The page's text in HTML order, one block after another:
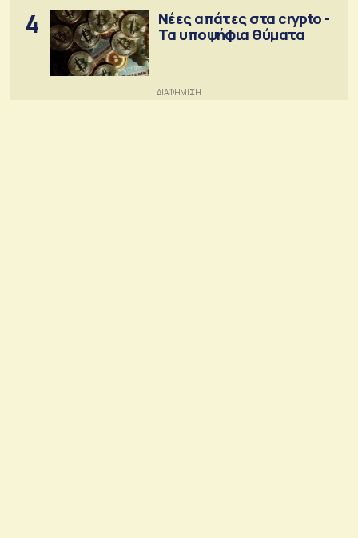
4
Νέες απάτες στα crypto -
Τα υποψήφια θύματα